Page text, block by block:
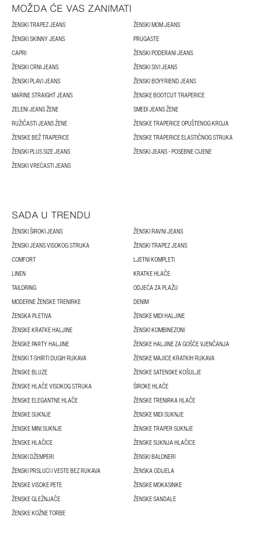
MOŽDA ĆE VAS ZANIMATI
ŽENSKI TRAPEZ JEANS
ŽENSKI MOM JEANS
ŽENSKI SKINNY JEANS
PRUGASTE
CAPRI
ŽENSKI PODERANI JEANS
ŽENSKI CRNI JEANS
ŽENSKI SIVI JEANS
ŽENSKI PLAVI JEANS
ŽENSKI BOYFRIEND JEANS
MARINE STRAIGHT JEANS
ŽENSKE BOOTCUT TRAPERICE
ZELENI JEANS ŽENE
SMEĐI JEANS ŽENE
RUŽIČASTI JEANS ŽENE
ŽENSKE TRAPERICE OPUŠTENOG KROJA
ŽENSKE BEŽ TRAPERICE
ŽENSKE TRAPERICE ELASTIČNOG STRUKA
ŽENSKI PLUS SIZE JEANS
ŽENSKI JEANS - POSEBNE CIJENE
ŽENSKI VREĆASTI JEANS
SADA U TRENDU
ŽENSKI ŠIROKI JEANS
ŽENSKI RAVNI JEANS
ŽENSKI JEANS VISOKOG STRUKA
ŽENSKI TRAPEZ JEANS
COMFORT
LJETNI KOMPLETI
LINEN
KRATKE HLAČE
TAILORING
ODJEĆA ZA PLAŽU
MODERNE ŽENSKE TRENIRKE
DENIM
ŽENSKA PLETIVA
ŽENSKE MIDI HALJINE
ŽENSKE KRATKE HALJINE
ŽENSKI KOMBINEZONI
ŽENSKE PARTY HALJINE
ŽENSKE HALJINE ZA GOŠĆE VJENČANJA
ŽENSKI T-SHIRTI DUGIH RUKAVA
ŽENSKE MAJICE KRATKIH RUKAVA
ŽENSKE BLUZE
ŽENSKE SATENSKE KOŠULJE
ŽENSKE HLAČE VISOKOG STRUKA
ŠIROKE HLAČE
ŽENSKE ELEGANTNE HLAČE
ŽENSKE TRENIRKA HLAČE
ŽENSKE SUKNJE
ŽENSKE MIDI SUKNJE
ŽENSKE MINI SUKNJE
ŽENSKE TRAPER SUKNJE
ŽENSKE HLAČICE
ŽENSKE SUKNJA HLAČICE
ŽENSKI DŽEMPERI
ŽENSKI BALONERI
ŽENSKI PRSLUCI I VESTE BEZ RUKAVA
ŽENSKA ODIJELA
ŽENSKE VISOKE PETE
ŽENSKE MOKASINKE
ŽENSKE GLEŽNJAČE
ŽENSKE SANDALE
ŽENSKE KOŽNE TORBE